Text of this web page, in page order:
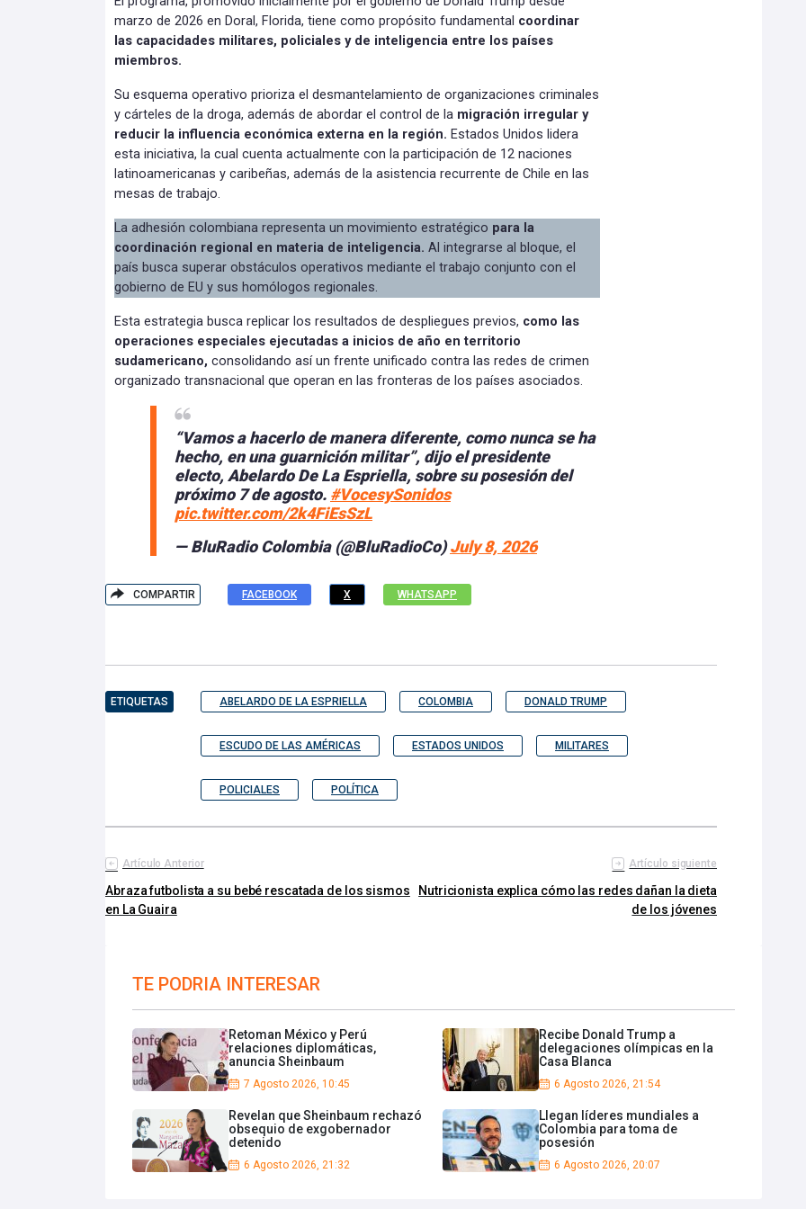
marzo de 2026 en Doral, Florida, tiene como propósito fundamental coordinar
las capacidades militares, policiales y de inteligencia entre los países
miembros.
Su esquema operativo prioriza el desmantelamiento de organizaciones criminales
y cárteles de la droga, además de abordar el control de la migración irregular y
reducir la influencia económica externa en la región. Estados Unidos lidera
esta iniciativa, la cual cuenta actualmente con la participación de 12 naciones
latinoamericanas y caribeñas, además de la asistencia recurrente de Chile en las
mesas de trabajo.
La adhesión colombiana representa un movimiento estratégico para la
coordinación regional en materia de inteligencia. Al integrarse al bloque, el
país busca superar obstáculos operativos mediante el trabajo conjunto con el
gobierno de EU y sus homólogos regionales.
Esta estrategia busca replicar los resultados de despliegues previos, como las
operaciones especiales ejecutadas a inicios de año en territorio
sudamericano, consolidando así un frente unificado contra las redes de crimen
organizado transnacional que operan en las fronteras de los países asociados.
“Vamos a hacerlo de manera diferente, como nunca se ha
hecho, en una guarnición militar”, dijo el presidente
electo, Abelardo De La Espriella, sobre su posesión del
próximo 7 de agosto. #VocesySonidos
pic.twitter.com/2k4FiEsSzL
— BluRadio Colombia (@BluRadioCo)July 8, 2026
COMPARTIR FACEBOOK X WHATSAPP
ETIQUETAS ABELARDO DE LA ESPRIELLA COLOMBIA DONALD TRUMP
ESCUDO DE LAS AMÉRICAS ESTADOS UNIDOS MILITARES
POLICIALES POLÍTICA
Artículo Anterior
Abraza futbolista a su bebé rescatada de los sismos
en La Guaira
Artículo siguiente
Nutricionista explica cómo las redes dañan la dieta
de los jóvenes
TE PODRIA INTERESAR
Retoman México y Perú
relaciones diplomáticas,
anuncia Sheinbaum
7 Agosto 2026, 10:45
Recibe Donald Trump a
delegaciones olímpicas en la
Casa Blanca
6 Agosto 2026, 21:54
Revelan que Sheinbaum rechazó
obsequio de exgobernador
detenido
6 Agosto 2026, 21:32
Llegan líderes mundiales a
Colombia para toma de
posesión
6 Agosto 2026, 20:07